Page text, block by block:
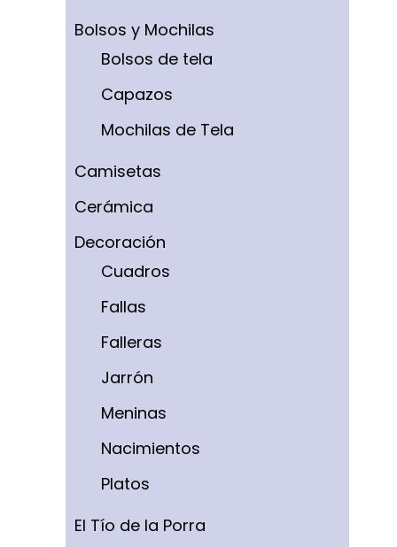
Bolsos y Mochilas
Bolsos de tela
Capazos
Mochilas de Tela
Camisetas
Cerámica
Decoración
Cuadros
Fallas
Falleras
Jarrón
Meninas
Nacimientos
Platos
El Tío de la Porra